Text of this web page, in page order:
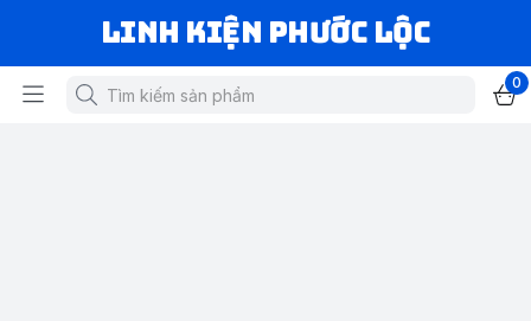
LINH KIỆN PHƯỚC LỘC
0